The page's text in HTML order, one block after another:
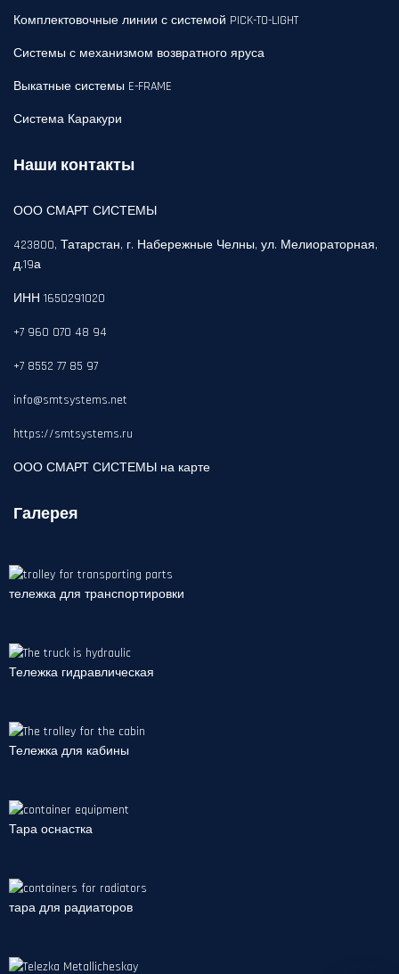
Комплектовочные линии с системой PICK-TO-LIGHT
Системы с механизмом возвратного яруса
Выкатные системы E-FRAME
Система Каракури
Наши контакты
ООО СМАРТ СИСТЕМЫ
423800, Татарстан, г. Набережные Челны, ул. Мелиораторная,
д.19а
ИНН 1650291020
+7 960 070 48 94
+7 8552 77 85 97
info@smtsystems.net
https://smtsystems.ru
ООО СМАРТ СИСТЕМЫ на карте
Галерея
тележка для транспортировки
Тележка гидравлическая
Тележка для кабины
Тара оснастка
тара для радиаторов